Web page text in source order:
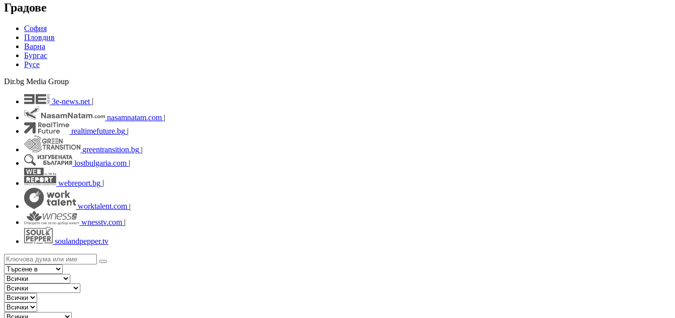
Градове
София
Пловдив
Варна
Бургас
Русе
Dir.bg Media Group
3e-news.net
nasamnatam.com |
realtimefuture.bg |
greentransition.bg |
lostbulgaria.com |
webreport.bg
worktalent.com |
wnesstv.com |
soulandpepper.tv